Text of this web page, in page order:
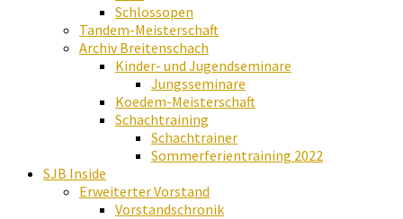
Schlossopen
Tandem-Meisterschaft
Archiv Breitenschach
Kinder- und Jugendseminare
Jungsseminare
Koedem-Meisterschaft
Schachtraining
Schachtrainer
Sommerferientraining 2022
SJB Inside
Erweiterter Vorstand
Vorstandschronik